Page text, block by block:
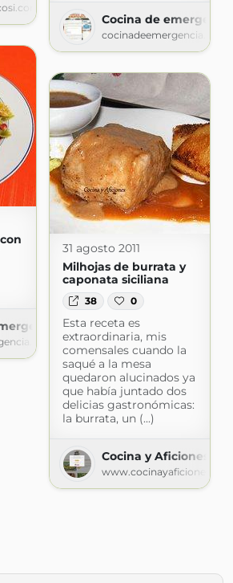
Cocina de
31 agosto 2011
Milhojas de burrata y
caponata siciliana
38 0
Esta receta es
extraordinaria, mis
comensales cuando la
saqué a la mesa
quedaron alucinados ya
que había juntado dos
delicias gastronómicas:
la burrata, un (...)
Cocina y Aficiones